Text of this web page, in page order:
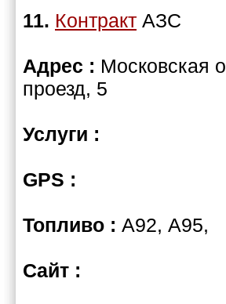
11. Контракт АЗС
Адрес : Московская
проезд, 5
Услуги :
GPS :
Топливо : А92, А95,
Сайт :